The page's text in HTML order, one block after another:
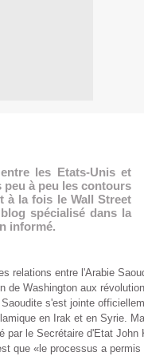
les Etats-Unis et
à peu les contours
à la fois le Wall Street
spécialisé dans la
informé.
entre l'Arabie
de Washington aux
s'est jointe
en Irak et en Syrie.
par le Secrétaire d'Etat John
que «le processus a